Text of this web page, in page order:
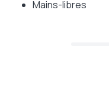
Mains-libres